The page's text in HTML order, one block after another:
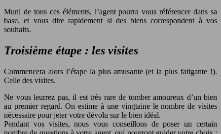
Muni de tous ces éléments, l’agent pourra vous référencer dans sa
base, et vous dire rapidement si des biens correspondent à vos
souhaits.
Troisième étape : les visites
Commencera alors l’étape la plus amusante (et la plus fatigante !).
Celle des visites.
Ne vous leurrez pas, il est très rare de tomber amoureux d’un bien
au premier regard. On estime à une vingtaine le nombre de visites
nécessaire pour jeter votre dévolu sur le bien idéal.
Pendant vos visites, nous vous conseillons de poser un certain